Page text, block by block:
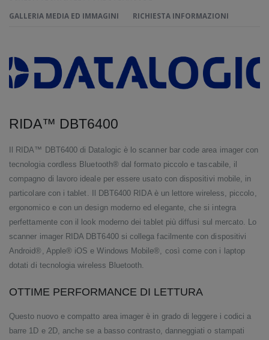
GALLERIA MEDIA ED IMMAGINI
RICHIESTA INFORMAZIONI
RIDA™ DBT6400
Il RIDA™ DBT6400 di Datalogic è lo scanner bar code area imager con
tecnologia cordless Bluetooth® dal formato piccolo e tascabile, il
compagno di lavoro ideale per essere usato con dispositivi mobile, in
particolare con i tablet. Il DBT6400 RIDA è un lettore wireless, piccolo,
ergonomico e con un design moderno ed elegante, che si integra
perfettamente con il look moderno dei tablet più diffusi sul mercato. Lo
scanner imager RIDA DBT6400 si collega facilmente con dispositivi
Android®, Apple® iOS e Windows Mobile®, così come con i laptop
dotati di tecnologia wireless Bluetooth.
OTTIME PERFORMANCE DI LETTURA
Questo nuovo e compatto area imager è in grado di leggere i codici a
barre 1D e 2D, anche se a basso contrasto, danneggiati o stampati